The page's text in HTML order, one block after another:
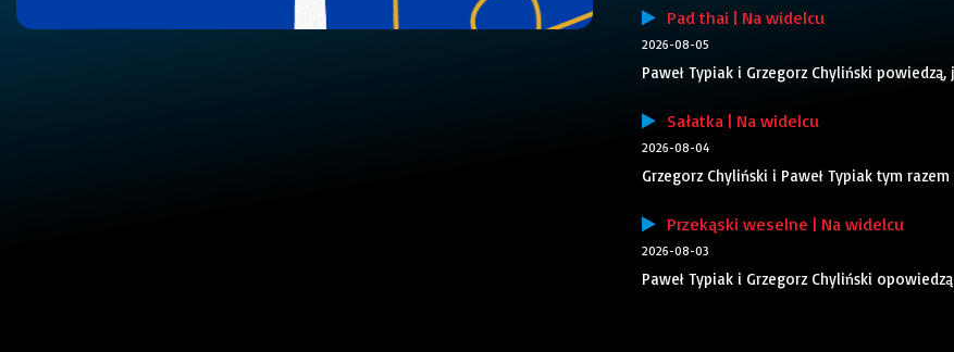
Pad thai | Na widelcu
2026-08-05
Paweł Typiak i Grzegorz Chyliński
Sałatka | Na widelcu
2026-08-04
Grzegorz Chyliński i Paweł Typiak tym
Przekąski weselne | Na widelcu
2026-08-03
Paweł Typiak i Grzegorz Chyliński